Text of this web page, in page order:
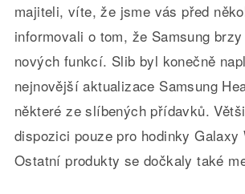
majiteli, víte, že jsme vás před
informovali o tom, že Samsung
nových funkcí. Slib byl konečně
nejnovější aktualizace Samsung
některé ze slíbených přídavků.
dispozici pouze pro hodinky Galaxy
Ostatní produkty se dočkaly také